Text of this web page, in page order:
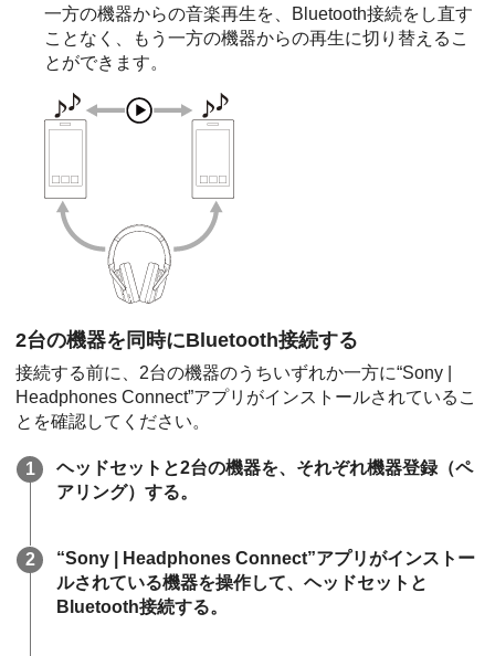
一方の機器からの音楽再生を、
Bluetooth接続をし直す
ことなく、もう一方の機器からの再生に切り替えるこ
とができます。
2台の機器を同時にBluetooth接続する
接続する前に、2台の機器のうちいずれか一方に“Sony |
Headphones Connect”アプリがインストールされているこ
とを確認してください。
ヘッドセットと2台の機器を、それぞれ機器登録（ペ
アリング）する。
“Sony | Headphones Connect”アプリがインストー
ルされている機器を操作して、ヘッドセットと
Bluetooth接続する。